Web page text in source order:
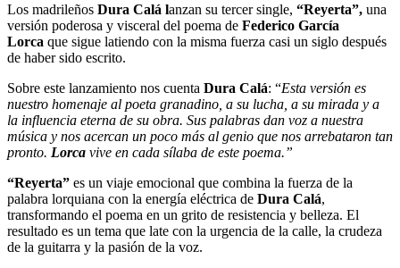
Los madrileños Dura Calá lanzan su tercer single, “Reyerta”, una
versión poderosa y visceral del poema de Federico García
Lorca que sigue latiendo con la misma fuerza casi un siglo después
de haber sido escrito.
Sobre este lanzamiento nos cuenta Dura Calá: “Esta versión es
nuestro homenaje al poeta granadino, a su lucha, a su mirada y a
la influencia eterna de su obra. Sus palabras dan voz a nuestra
música y nos acercan un poco más al genio que nos arrebataron tan
pronto. Lorca vive en cada sílaba de este poema.”
“Reyerta” es un viaje emocional que combina la fuerza de la
palabra lorquiana con la energía eléctrica de Dura Calá,
transformando el poema en un grito de resistencia y belleza. El
resultado es un tema que late con la urgencia de la calle, la crudeza
de la guitarra y la pasión de la voz.